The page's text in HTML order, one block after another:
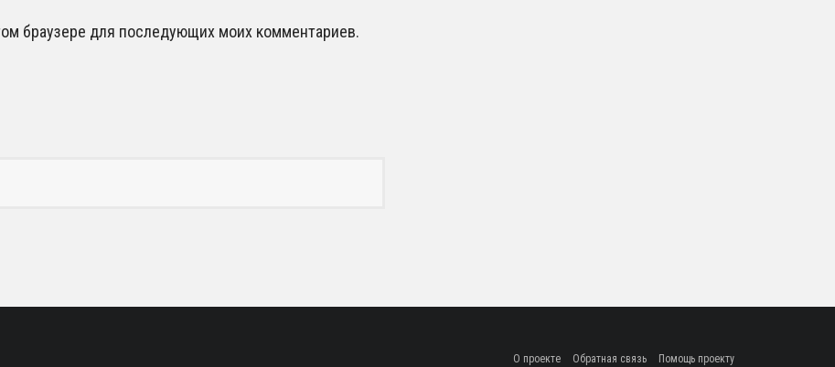
браузере для последующих моих комментариев.
О проекте Обратная связь Помощь проекту